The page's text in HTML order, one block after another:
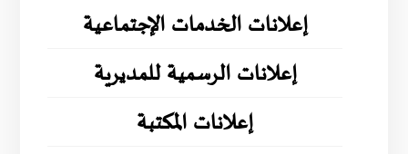
إعلانات الخدمات الإجتماعية
إعلانات الرسمية للمديرية
إعلانات المكتبة